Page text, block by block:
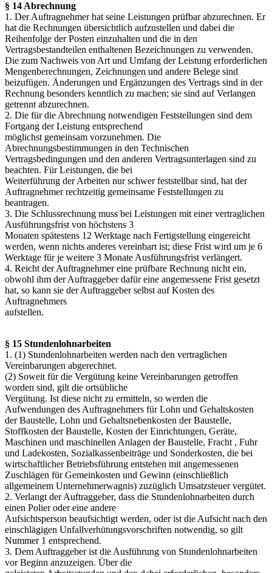
§ 14 Abrechnung
1. Der Auftragnehmer hat seine Leistungen prüfbar abzurechnen. Er
hat die Rechnungen übersichtlich aufzustellen und dabei die
Reihenfolge der Posten einzuhalten und die in den
Vertragsbestandteilen enthaltenen Bezeichnungen zu verwenden.
Die zum Nachweis von Art und Umfang der Leistung erforderlichen
Mengenberechnungen, Zeichnungen und andere Belege sind
beizufügen. Änderungen und Ergänzungen des Vertrags sind in der
Rechnung besonders kenntlich zu machen; sie sind auf Verlangen
getrennt abzurechnen.
2. Die für die Abrechnung notwendigen Feststellungen sind dem
Fortgang der Leistung entsprechend
möglichst gemeinsam vorzunehmen. Die
Abrechnungsbestimmungen in den Technischen
Vertragsbedingungen und den anderen Vertragsunterlagen sind zu
beachten. Für Leistungen, die bei
Weiterführung der Arbeiten nur schwer feststellbar sind, hat der
Auftragnehmer rechtzeitig gemeinsame Feststellungen zu
beantragen.
3. Die Schlussrechnung muss bei Leistungen mit einer vertraglichen
Ausführungsfrist von höchstens 3
Monaten spätestens 12 Werktage nach Fertigstellung eingereicht
werden, wenn nichts anderes vereinbart ist; diese Frist wird um je 6
Werktage für je weitere 3 Monate Ausführungsfrist verlängert.
4. Reicht der Auftragnehmer eine prüfbare Rechnung nicht ein,
obwohl ihm der Auftraggeber dafür eine angemessene Frist gesetzt
hat, so kann sie der Auftraggeber selbst auf Kosten des
Auftragnehmers
aufstellen.
§ 15 Stundenlohnarbeiten
1. (1) Stundenlohnarbeiten werden nach den vertraglichen
Vereinbarungen abgerechnet.
(2) Soweit für die Vergütung keine Vereinbarungen getroffen
worden sind, gilt die ortsübliche
Vergütung. Ist diese nicht zu ermitteln, so werden die
Aufwendungen des Auftragnehmers für Lohn und Gehaltskosten
der Baustelle, Lohn und Gehaltsnebenkosten der Baustelle,
Stoffkosten der Baustelle, Kosten der Einrichtungen, Geräte,
Maschinen und maschinellen Anlagen der Baustelle, Fracht , Fuhr
und Ladekosten, Sozialkassenbeiträge und Sonderkosten, die bei
wirtschaftlicher Betriebsführung entstehen mit angemessenen
Zuschlägen für Gemeinkosten und Gewinn (einschließlich
allgemeinem Unternehmerwagnis) zuzüglich Umsatzsteuer vergütet.
2. Verlangt der Auftraggeber, dass die Stundenlohnarbeiten durch
einen Polier oder eine andere
Aufsichtsperson beaufsichtigt werden, oder ist die Aufsicht nach den
einschlägigen Unfallverhütungsvorschriften notwendig, so gilt
Nummer 1 entsprechend.
3. Dem Auftraggeber ist die Ausführung von Stundenlohnarbeiten
vor Beginn anzuzeigen. Über die